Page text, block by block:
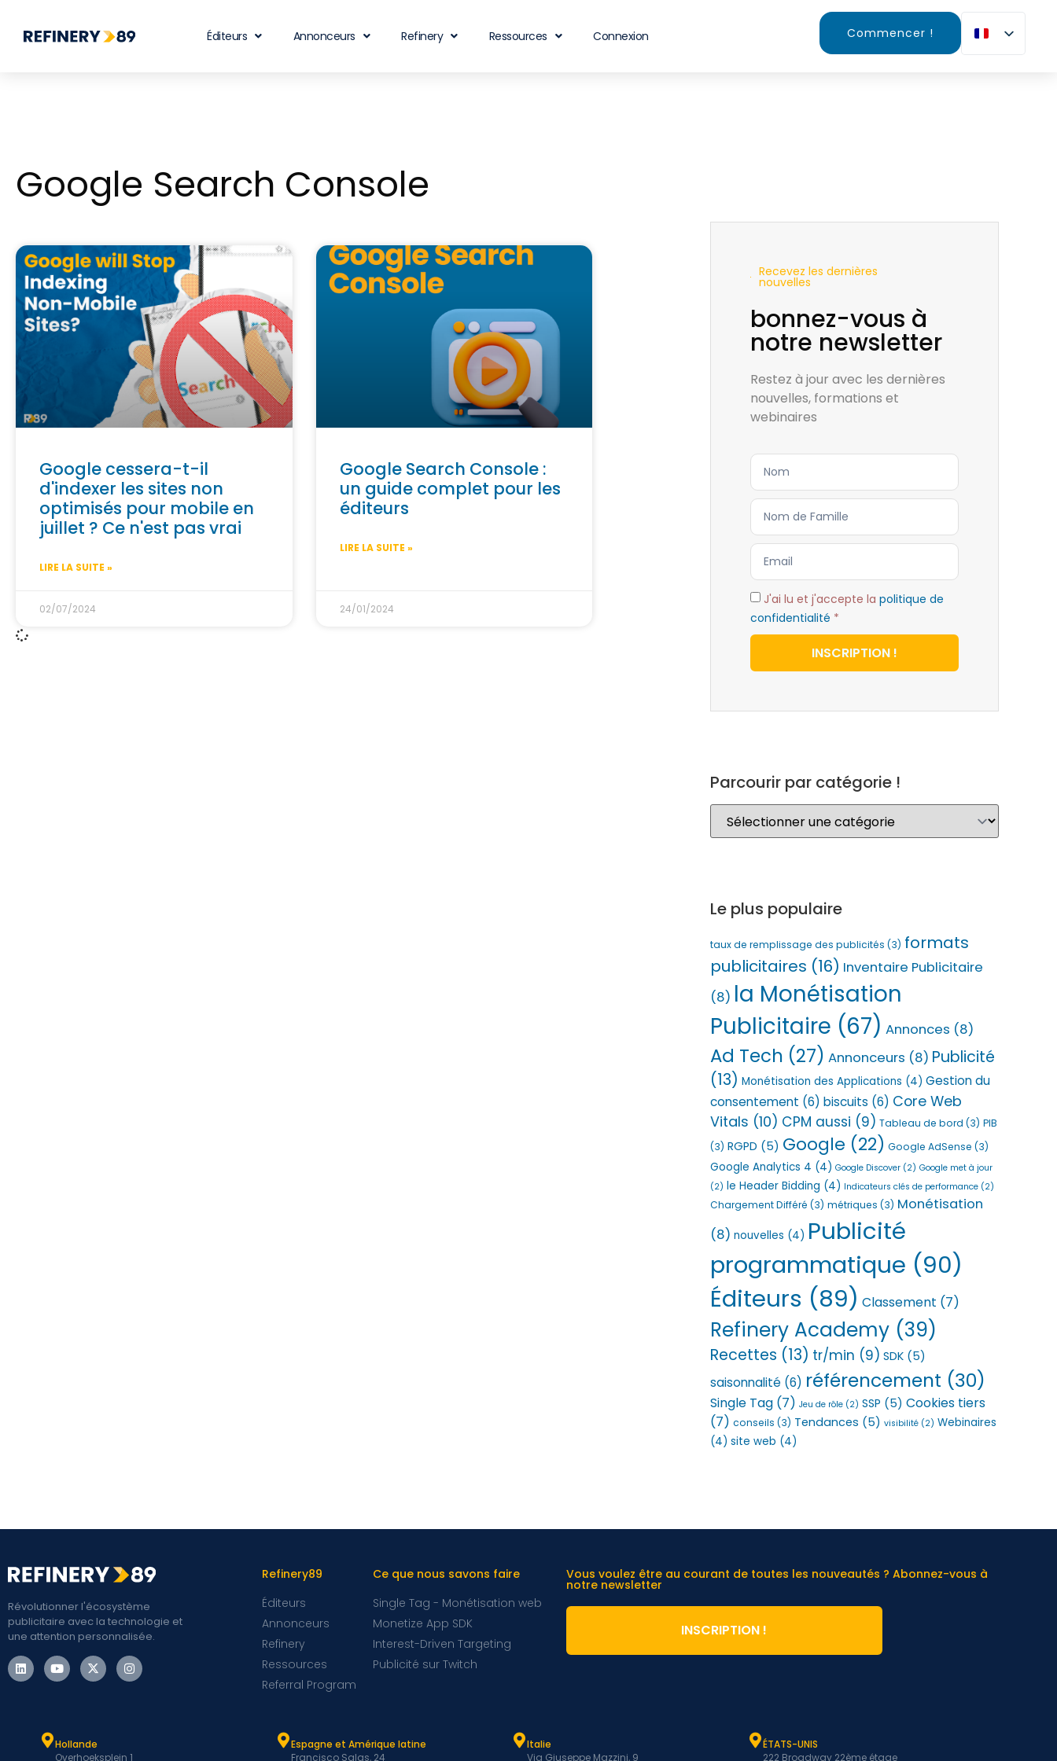
Éditeurs Annonceurs Refinery Ressources Connexion Commencer !
Google Search Console
Google cessera-t-il
d'indexer les sites non
optimisés pour mobile en
juillet ? Ce n'est pas vrai
LIRE LA SUITE »
02/07/2024
Google Search Console :
un guide complet pour les
éditeurs
LIRE LA SUITE »
24/01/2024
Recevez les dernières
nouvelles
bonnez-vous à
notre newsletter
Restez à jour avec les dernières
nouvelles, formations et
webinaires
J'ai lu et j'accepte la politique de
confidentialité *
INSCRIPTION !
Parcourir par catégorie !
Le plus populaire
taux de remplissage des publicités (3) formats
publicitaires (16) Inventaire Publicitaire
(8) la Monétisation
Publicitaire (67) Annonces (8)
Ad Tech (27) Annonceurs (8) Publicité
(13) Monétisation des Applications (4) Gestion du
consentement (6) biscuits (6) Core Web
Vitals (10) CPM aussi (9) Tableau de bord (3) PIB
(3) RGPD (5) Google (22) Google AdSense (3)
Google Analytics 4 (4) Google Discover (2) Google met à jour
(2) le Header Bidding (4) Indicateurs clés de performance (2)
Chargement Différé (3) métriques (3) Monétisation
(8) nouvelles (4) Publicité
programmatique (90)
Éditeurs (89) Classement (7)
Refinery Academy (39)
Recettes (13) tr/min (9) SDK (5)
saisonnalité (6) référencement (30)
Single Tag (7) Jeu de rôle (2) SSP (5) Cookies tiers
(7) conseils (3) Tendances (5) visibilité (2) Webinaires
(4) site web (4)
Révolutionner l'écosystème
publicitaire avec la technologie et
une attention personnalisée.
Refinery89
Éditeurs
Annonceurs
Refinery
Ressources
Referral Program
Ce que nous savons faire
Single Tag - Monétisation web
Monetize App SDK
Interest-Driven Targeting
Publicité sur Twitch
Vous voulez être au courant de toutes les nouveautés ? Abonnez-vous à
notre newsletter
INSCRIPTION !
Hollande
Overhoeksplein 1
Espagne et Amérique latine
Francisco Salas, 24
Italie
Via Giuseppe Mazzini, 9
ÉTATS-UNIS
222 Broadway 22ème étage